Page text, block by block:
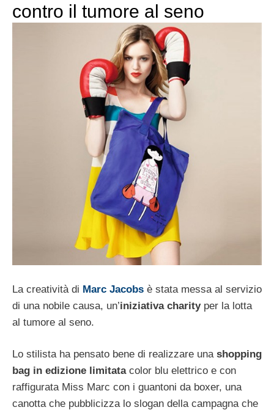
contro il tumore al seno
La creatività di Marc Jacobs è stata messa al servizio
di una nobile causa, un’iniziativa charityper la lotta
al tumore al seno.
Lo stilista ha pensato bene di realizzare una shopping
bag in edizione limitatacolor blu elettrico e con
raffigurata Miss Marc con i guantoni da boxer, una
canotta che pubblicizza lo slogan della campagna che